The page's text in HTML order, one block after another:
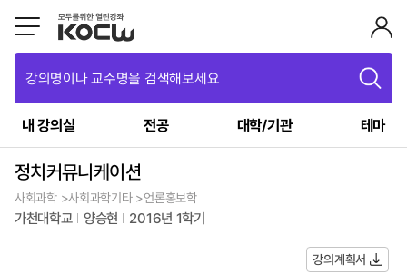
강의명이나 교수명을 검색해보세요
내 강의실 전공 대학/기관 테마
정치커뮤니케이션
사회과학 >사회과학기타 >언론홍보학
가천대학교 양승현 2016년 1학기
강의계획서